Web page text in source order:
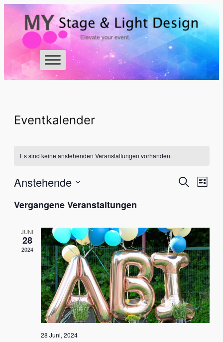
Eventkalender
Es sind keine anstehenden Veranstaltungen vorhanden.
SucheListe
Anstehende
wählen.
Vergangene Veranstaltungen
JUNI
28
2024
28 Juni, 2024